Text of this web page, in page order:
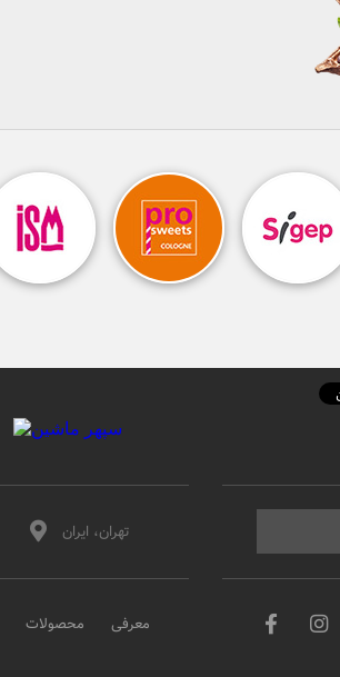
تهران، ایران
محصولات معرفی